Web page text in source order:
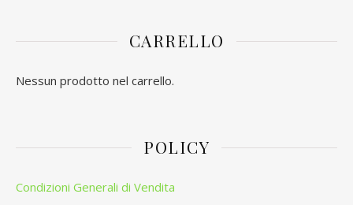
CARRELLO
Nessun prodotto nel carrello.
POLICY
Condizioni Generali di Vendita